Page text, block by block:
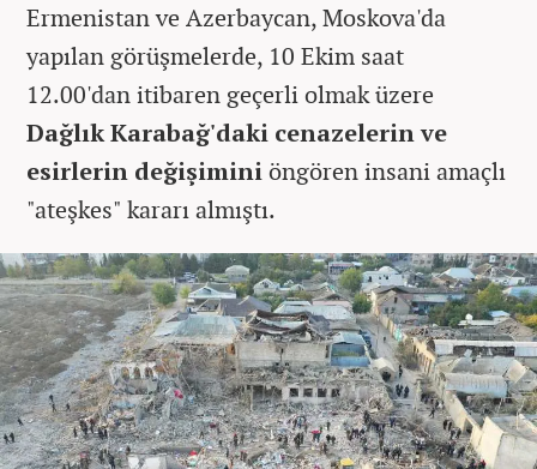
Ermenistan ve Azerbaycan, Moskova'da
yapılan görüşmelerde, 10 Ekim saat
12.00'dan itibaren geçerli olmak üzere
Dağlık Karabağ'daki cenazelerin ve
esirlerin değişiminiöngören insani amaçlı
"ateşkes" kararı almıştı.